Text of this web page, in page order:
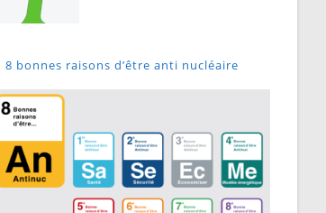
8 bonnes raisons d’être anti nucléaire